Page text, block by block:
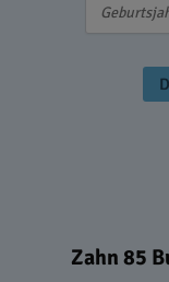
Zahn 85